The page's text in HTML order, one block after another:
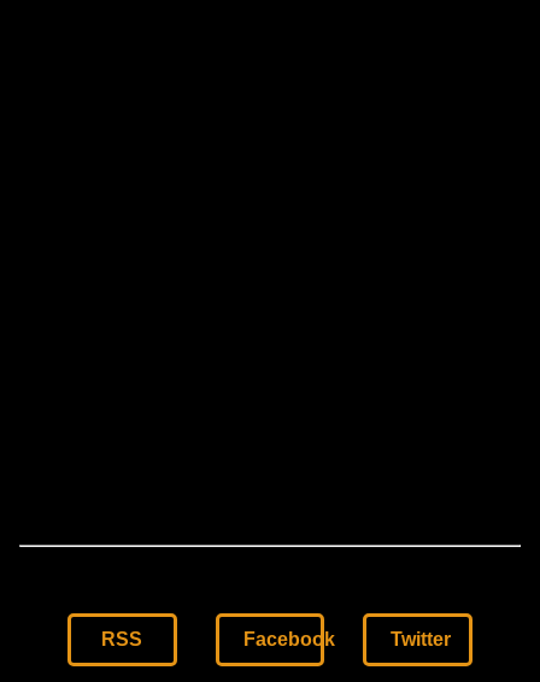
RSS Facebook Twitter